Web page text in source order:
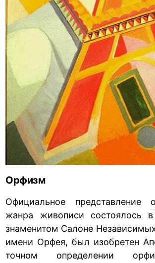
Орфизм
Официальное представление
жанра живописи состоялось
знаменитом Салоне
имени Орфея, был изобретен
точном определении